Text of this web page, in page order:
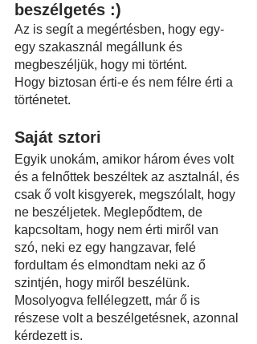
beszélgetés :)
Az is segít a megértésben, hogy egy-
egy szakasznál megállunk és
megbeszéljük, hogy mi történt.
Hogy biztosan érti-e és nem félre érti a
történetet.
Saját sztori
Egyik unokám, amikor három éves volt
és a felnőttek beszéltek az asztalnál, és
csak ő volt kisgyerek, megszólalt, hogy
ne beszéljetek. Meglepődtem, de
kapcsoltam, hogy nem érti miről van
szó, neki ez egy hangzavar, felé
fordultam és elmondtam neki az ő
szintjén, hogy miről beszélünk.
Mosolyogva fellélegzett, már ő is
részese volt a beszélgetésnek, azonnal
kérdezett is.